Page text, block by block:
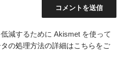
減するために Akismet を使って
の処理方法の詳細はこちらをご